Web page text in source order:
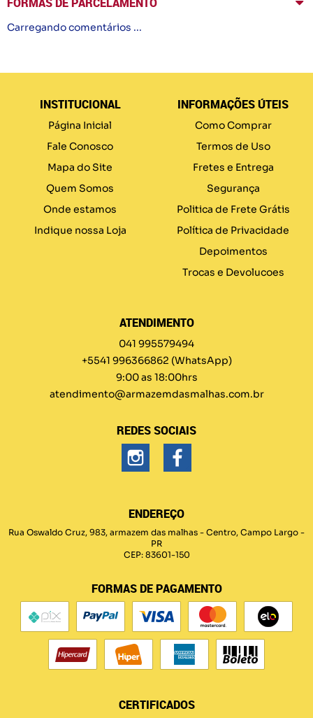
Carregando comentários ...
INSTITUCIONAL
Página Inicial
Fale Conosco
Mapa do Site
Quem Somos
Onde estamos
Indique nossa Loja
INFORMAÇÕES ÚTEIS
Como Comprar
Termos de Uso
Fretes e Entrega
Segurança
Politica de Frete Grátis
Política de Privacidade
Depoimentos
Trocas e Devolucoes
ATENDIMENTO
041 995579494
+5541 996366862 (WhatsApp)
9:00 as 18:00hrs
atendimento@armazemdasmalhas.com.br
REDES SOCIAIS
ENDEREÇO
Rua Oswaldo Cruz, 983, armazem das malhas - Centro, Campo Largo -
PR
CEP: 83601-150
FORMAS DE PAGAMENTO
CERTIFICADOS